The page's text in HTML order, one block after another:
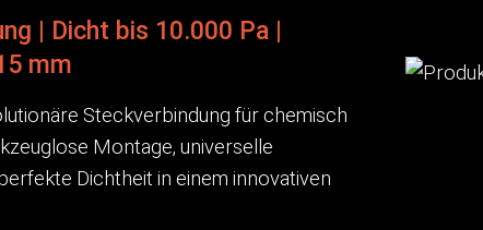
| Dicht bis 10.000 Pa |
mm
Steckverbindung für chemisch
Montage, universelle
Dichtheit in einem innovativen